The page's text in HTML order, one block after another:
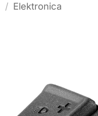
/ Elektronica